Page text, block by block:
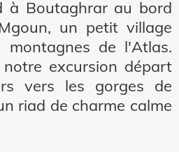
à Boutaghrar au bord
un petit village
montagnes de l'Atlas.
excursion départ
vers les gorges de
riad de charme calme